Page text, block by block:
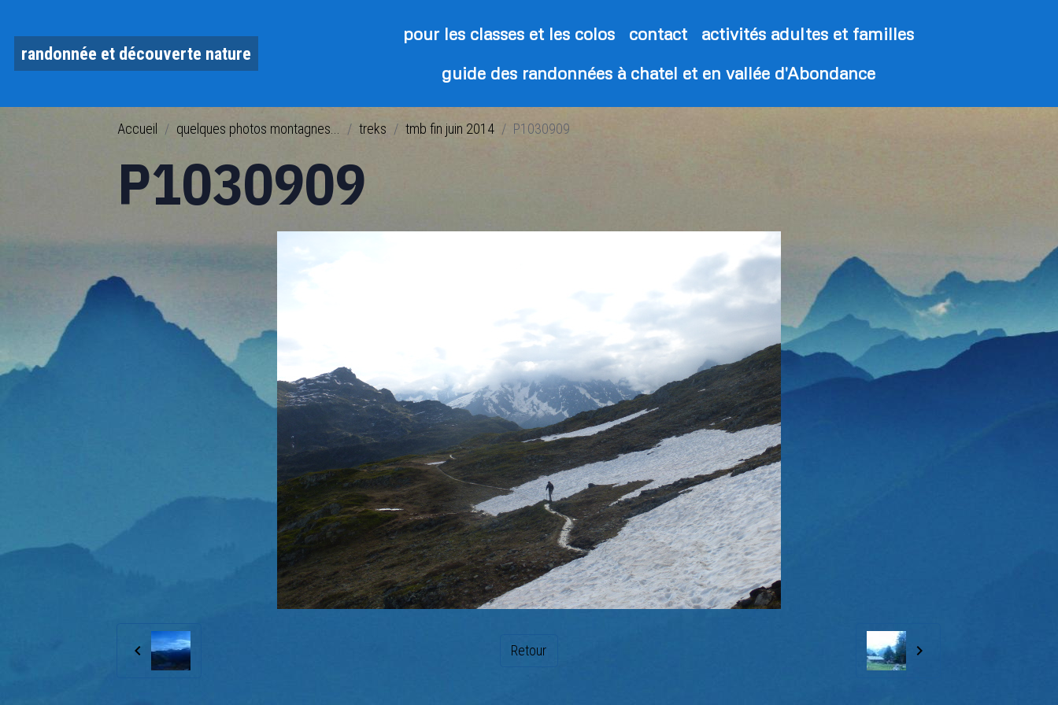
randonnée et découverte nature
pour les classes et les colos contact
activités adultes et familles
guide des randonnées à chatel et en vallée d'Abondance
Accueil quelques photos montagnes... treks tmb fin juin 2014 P1030909
P1030909
Retour